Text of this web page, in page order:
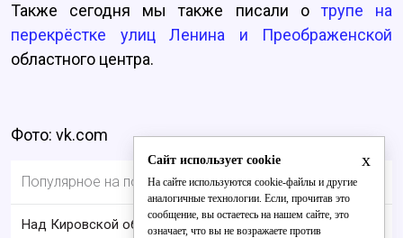
Также сегодня мы также писали отрупе на
перекрёстке улиц Ленина и Преображенской
областного центра.
Фото: vk.com
Популярное на портале
Над Кировской областью сбили БПЛА
x
Сайт использует cookie
На сайте используются cookie-файлы и другие
аналогичные технологии. Если, прочитав это
сообщение, вы остаетесь на нашем сайте, это
означает, что вы не возражаете против